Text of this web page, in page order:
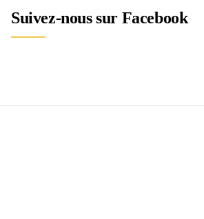
Suivez-nous sur Facebook